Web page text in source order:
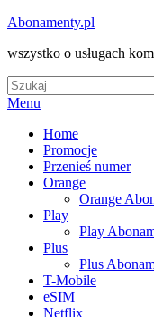
Skip
content
Abonamenty.pl
wszystko o usługach
Search
for:
Menu
Główne
menu
Home
Promocje
Przenieś numer
Orange
Orange
Play
Play
Plus
Plus
T-Mobile
eSIM
Netflix